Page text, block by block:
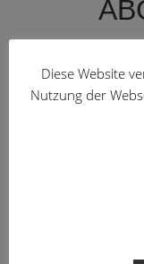
Die
gezeigt: Die
reibungslos
2000-
Migration
Diese Website
Nutzung der